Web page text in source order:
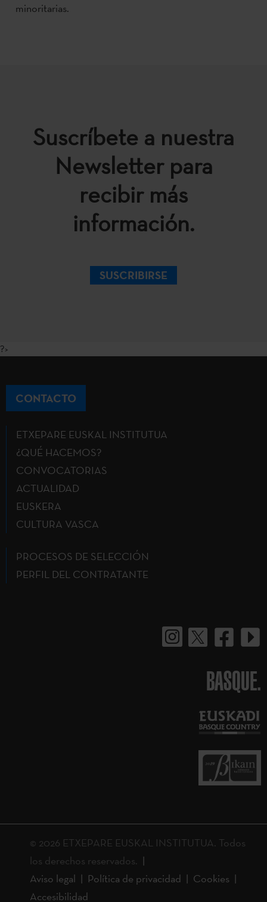
minoritarias.
Suscríbete a nuestra
Newsletter para
recibir más
información.
SUSCRIBIRSE
?>
CONTACTO
ETXEPARE EUSKAL INSTITUTUA
¿QUÉ HACEMOS?
CONVOCATORIAS
ACTUALIDAD
EUSKERA
CULTURA VASCA
PROCESOS DE SELECCIÓN
PERFIL DEL CONTRATANTE
BASQUE.
© 2026 ETXEPARE EUSKAL INSTITUTUA. Todos
los derechos reservados.
Aviso legal
Política de privacidad
Cookies
Accesibilidad